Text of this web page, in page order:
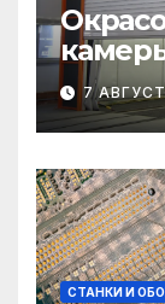
7
СТАНКИ И